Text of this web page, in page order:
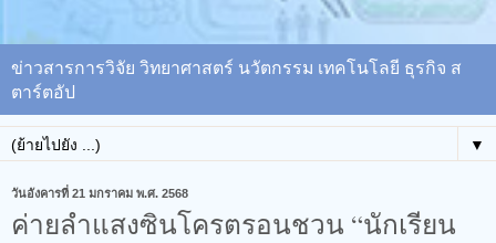
ข่าวสารการวิจัย วิทยาศาสตร์ นวัตกรรม เทคโนโลยี ธุรกิจ ส
ตาร์ตอัป
▼
วันอังคารที่ 21 มกราคม พ.ศ. 2568
ค่ายลำแสงซินโครตรอนชวน “นักเรียน